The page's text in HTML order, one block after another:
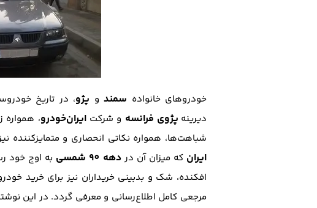
خودروهای خانواده سمند و پژو، در تاریخ
دیرینه پژوی فرانسه و شرکتایران‌خودرو، همواره
شباهت‌ها، همواره نکاتی انحصاری و متمایزکننده
ایران که میزان آن دردهه 90 شمسی
به اوج خود
افکنده، شک و بدبینی خریداران نیز برای خرید
مرجعی کامل اطلاع‌رسانی و معرفی گردد. در این